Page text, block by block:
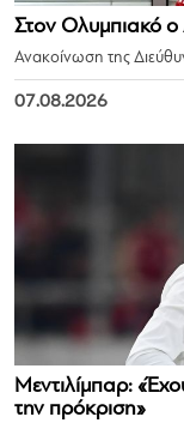
Στον Ολυμπιακό ο
Ανακοίνωση της
07.08.2026
Μεντιλίμπαρ:
την πρόκριση»